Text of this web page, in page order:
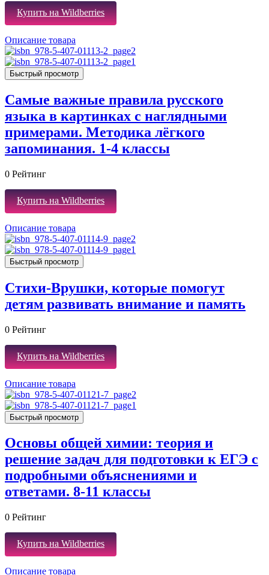
Купить на Wildberries
Описание товара
Быстрый просмотр
Самые важные правила русского
языка в картинках с наглядными
примерами. Методика лёгкого
запоминания. 1-4 классы
0 Рейтинг
Купить на Wildberries
Описание товара
Быстрый просмотр
Стихи-Врушки, которые помогут
детям развивать внимание и память
0 Рейтинг
Купить на Wildberries
Описание товара
Быстрый просмотр
Основы общей химии: теория и
решение задач для подготовки к ЕГЭ с
подробными объяснениями и
ответами. 8-11 классы
0 Рейтинг
Купить на Wildberries
Описание товара